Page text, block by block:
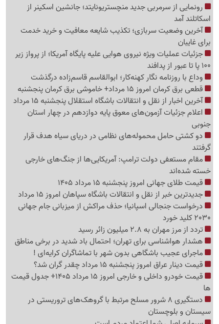
رونمایی از سرمربی جدید منچستریونایتد؛ جانشین اسکینر از
اسکاتلند آمد
آخرین وضعیت سربازی؛ تکذیب شایعه معافیت و خرید خدمت
برای غایبان
جزئیات عملیات ویژه نیروی هوایی علیه پایگاه آمریکا؛ از پرواز زیر
100 پا تا عبور از پدافند
وداع با روزنامه نگار کهنه‌کار؛ ابوالقاسم قاسم‌زاده درگذشت
قطعی برق کرمان امروز 15 مرداد+ خاموشی برق کرمان پنجشنبه
آخرین اخبار از نقل و انتقالات باشگاه استقلال پنجشنبه 15 مرداد
اعلام جزئیات آزمون‌های معوق پایه دوازدهم در چهار استان
جنوبی
دو کشتی حامل محموله‌های نظامی در دریای سیاه هدف قرار
گرفتند
مقام مستعفی دولت ترامپ: آمریکایی‌ها از جنگ‌های خارجی
خسته شده‌اند
قیمت طلای جهانی امروز پنجشنبه 15 مرداد 1405
جدیدترین خبر از نقل و انتقالات باشگاه سپاهان امروز 15 مرداد
درخواست جنجالی اسپانیا؛ حذف مراکش از میزبانی جام جهانی
2030 کلید خورد
تردد از مرز مهران به 2.8 میلیون زائر رسید
هشدار هواشناسی برای تهران؛ احتمال باد شدید در برخی مناطق
ماجرای عجیب باشگاهی بدون شهر با تماشاگران کرایه‌ای !
قیمت دینار عراق امروز پنجشنبه 15 مرداد چقدر گران شد؟
قیمت خودرو داخلی و خارجی امروز 15 مرداد 1405+ جدول قیمت
ها
دستگیری 8 شرور مسلح مرتبط با گروهک‌های تروریستی در
سیستان و بلوچستان